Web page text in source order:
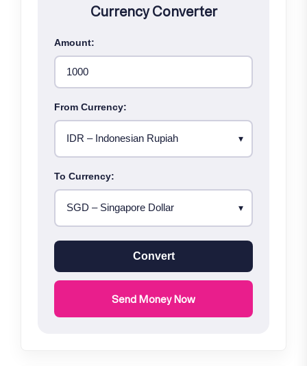
Currency Converter
Amount:
From Currency:
To Currency:
Convert
Send Money Now